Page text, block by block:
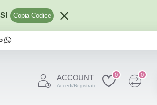
Copia Codice
ACCOUNT
Accedi/Registrati
0 0